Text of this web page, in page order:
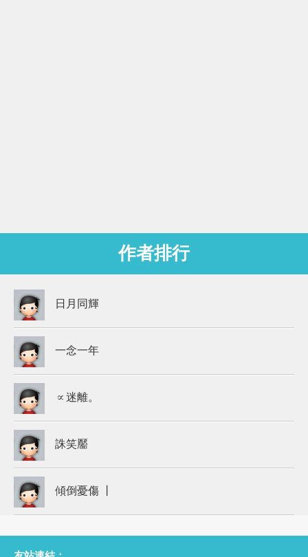
作者排行
日月同輝
一念一年
∝迷離。
誅笑靨
傾倒憂傷 丨